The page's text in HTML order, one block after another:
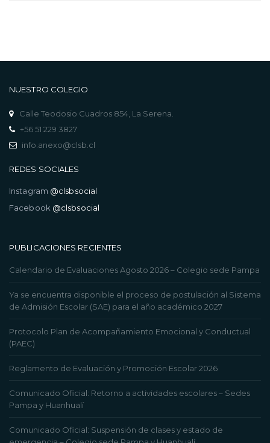
NUESTRO COLEGIO
Calle Teodosio Cuadros 854, La Serena.
+56 51 229 3827
info.anexo@clsb.cl
REDES SOCIALES
Instagram @clsbsocial
Facebook @clsbsocial
PUBLICACIONES RECIENTES
Calendario de Evaluaciones Agosto 2026 – Colegio sede Pampa
Ya se encuentra disponible el proceso de postulación al Sistema
de Admisión Escolar (SAE) para el año académico 2027
Protocolo Plan de Acompañamiento Emocional y Conductual
(PAEC)
Reglamento de Evaluación y Promoción Escolar 2026
Comunicado Oficial: Retorno a actividades escolares – Sedes
Pampa y Huanhualí
Comunicado Oficial: Suspensión de clases y estado de